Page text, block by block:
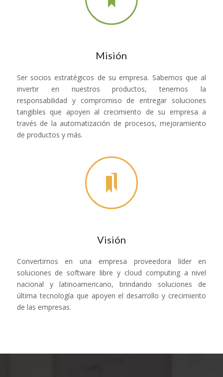
Misión
Ser socios estratégicos de su empresa. Sabemos que al
invertir en nuestros productos, tenemos la
responsabilidad y compromiso de entregar soluciones
tangibles que apoyen al crecimiento de su empresa a
través de la automatización de procesos, mejoramiento
de productos y más.
Visión
Convertirnos en una empresa proveedora líder en
soluciones de software libre y cloud computing a nivel
nacional y latinoamericano, brindando soluciones de
última tecnología que apoyen el desarrollo y crecimiento
de las empresas.